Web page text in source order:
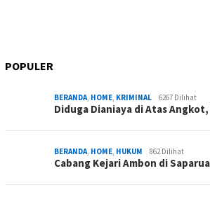
POPULER
BERANDA, HOME, KRIMINAL 6267 Dilihat
Diduga Dianiaya di Atas
BERANDA, HOME, HUKUM 862 Dilihat
Cabang Kejari Ambon di